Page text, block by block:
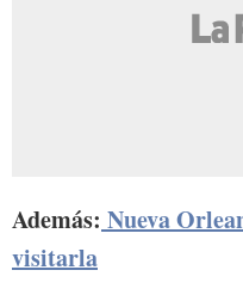
Además: Nueva
visitarla